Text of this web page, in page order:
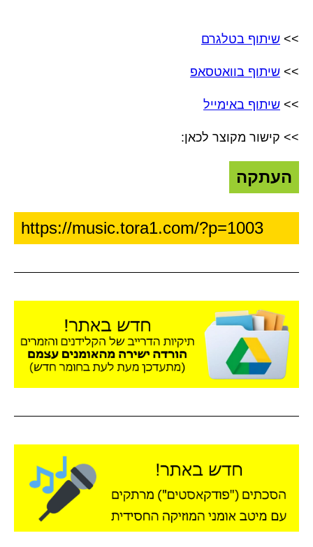
>> שיתוף בטלגרם
>> שיתוף בוואטסאפ
>> שיתוף באימייל
>> קישור מקוצר לכאן:
העתקה